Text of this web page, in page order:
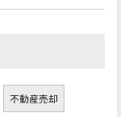
不動産売却